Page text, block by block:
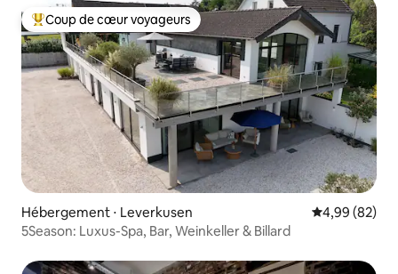
Coups de cœur voyageurs les plus appréciés
Coup de cœur voyageurs
Hébergement ⋅ Leverkusen Évaluation
4,99 (82)
5Season: Luxus-Spa, Bar, Weinkeller & Billard